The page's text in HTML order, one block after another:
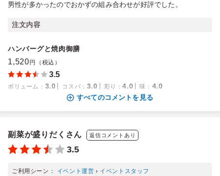
男性が多かったのでおかずの組み合わせが好評でした。
注文内容
ハンバーグと焼肉御膳
1,520 円（税込）
3.5
ボリューム ： 3.0 コスパ ： 3.0 彩り ：4.0 味 ： 4.0
すべてのコメントを見る
副菜が盛りだくさん 返信コメントあり
3.5
ご利用シーン： イベント運営 › イベントスタッフ